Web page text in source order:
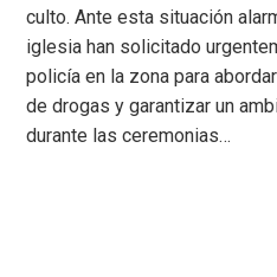
culto. Ante esta situación
iglesia han solicitado
policía en la zona para
de drogas y garantizar un
durante las ceremonias…